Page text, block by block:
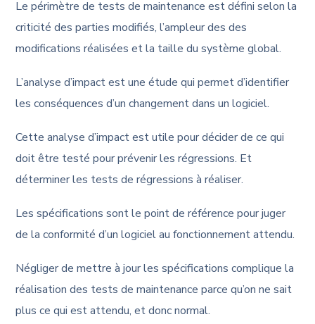
Le périmètre de tests de maintenance est défini selon la
criticité des parties modifiés, l’ampleur des des
modifications réalisées et la taille du système global.
L’analyse d’impact est une étude qui permet d’identifier
les conséquences d’un changement dans un logiciel.
Cette analyse d’impact est utile pour décider de ce qui
doit être testé pour prévenir les régressions. Et
déterminer les tests de régressions à réaliser.
Les spécifications sont le point de référence pour juger
de la conformité d’un logiciel au fonctionnement attendu.
Négliger de mettre à jour les spécifications complique la
réalisation des tests de maintenance parce qu’on ne sait
plus ce qui est attendu, et donc normal.